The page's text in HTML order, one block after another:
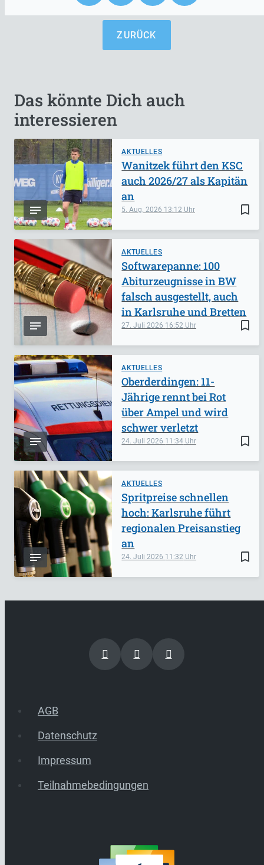
ZURÜCK
Das könnte Dich auch
interessieren
AKTUELLES
bookmark_border
5. Aug. 2026 13:12
Wanitzek führt den KSC
auch 2026/27 als Kapitän
an
AKTUELLES
bookmark_border
27. Juli 2026 16:52
Softwarepanne: 100
Abiturzeugnisse in BW
falsch ausgestellt, auch
in Karlsruhe und Bretten
AKTUELLES
bookmark_border
24. Juli 2026 11:34
Oberderdingen: 11-
Jährige rennt bei Rot
über Ampel und wird
schwer verletzt
AKTUELLES
bookmark_border
24. Juli 2026 11:32
Spritpreise schnellen
hoch: Karlsruhe führt
regionalen Preisanstieg
an
AGB
Datenschutz
Impressum
Teilnahmebedingungen